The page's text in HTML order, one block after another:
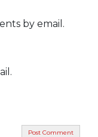
by email.